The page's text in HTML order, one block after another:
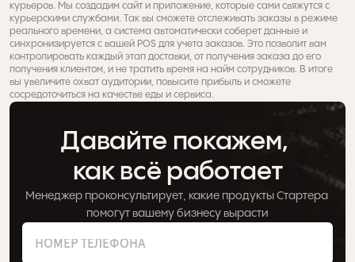
курьеров. Мы создадим сайт и приложение, которые сами свяжутся с
курьерскими службами. Так вы сможете отслеживать заказы в режиме
реального времени, а система автоматически соберет данные и
синхронизируется с вашей POS для учета заказов. Это позволит вам
контролировать каждый этап доставки, от получения заказа до его
получения клиентом, и не тратить время на найм сотрудников. В итоге
вы увеличите охват аудитории, повысите прибыль и сможете
сосредоточиться на качестве еды и сервиса.
Давайте покажем,
как всё работает
Менеджер проконсультирует, какие продукты Стартера
помогут вашему бизнесу вырасти